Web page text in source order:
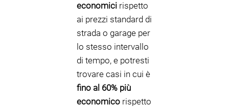
economici rispetto
ai prezzi standard di
strada o garage per
lo stesso intervallo
di tempo, e potresti
trovare casi in cui è
fino al 60% più
economico rispetto